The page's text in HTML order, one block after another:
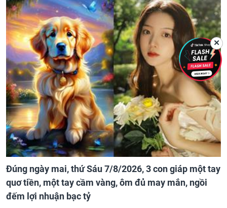
Đúng ngày mai, thứ Sáu 7/8/2026, 3 con giáp một tay
quơ tiền, một tay cầm vàng, ôm đủ may mắn, ngồi
đếm lợi nhuận bạc tỷ
✕